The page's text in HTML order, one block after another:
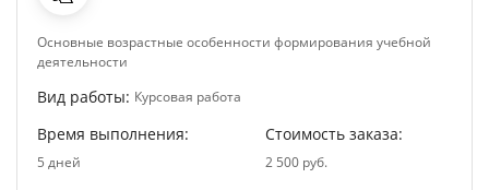
Основные возрастные особенности формирования учебной
деятельности
Вид работы: Курсовая работа
Время выполнения:
5 дней
Стоимость заказа:
2 500 руб.